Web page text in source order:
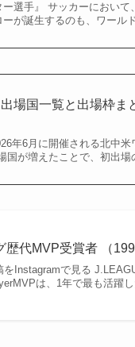
ー選手』 サッカーにおい
が誕生するのも、ワール
出場国一覧と出場枠
年6月に開催される北中
国が増えたことで、初出場
歴代MVP受賞者 （
をInstagramで見る
は、1年で最も活躍し